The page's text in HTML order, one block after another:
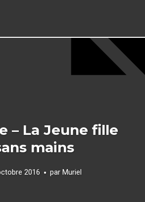
– La Jeune fille
mains
2016 par Muriel